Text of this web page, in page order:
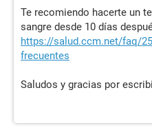
Te recomiendo hacerte un
sangre desde 10 días
https://salud.ccm.net/faq/
frecuentes
Saludos y gracias por